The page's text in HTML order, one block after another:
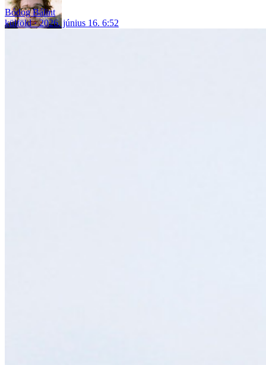
Bódog Bálint
külföld
2026. június 16. 6:52